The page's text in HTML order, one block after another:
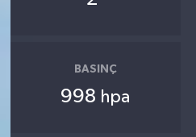
BASINÇ
998 hpa